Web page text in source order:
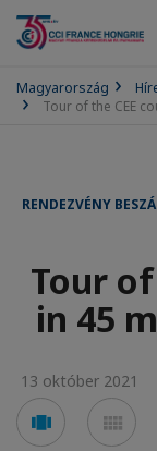
Magyarország
Tour of the CEE
RENDEZVÉNY
Tour
in 45
13 október 2021
Voir
en
en